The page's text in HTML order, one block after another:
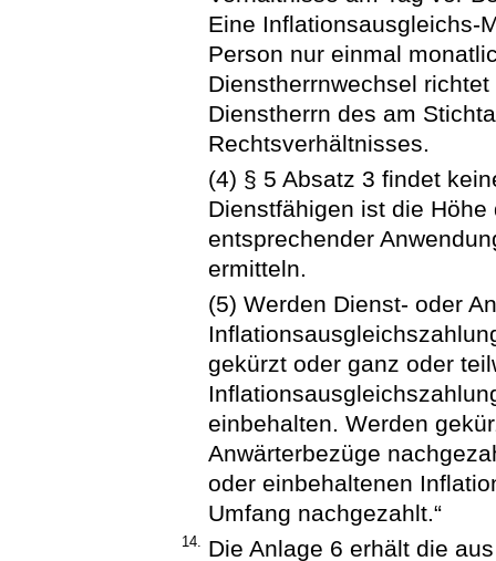
Eine Inflationsausgleichs-
Person nur einmal
Dienstherrnwechsel
Dienstherrn des am
Rechtsverhältnisses.
(4) § 5 Absatz 3 findet
Dienstfähigen ist die
entsprechender
ermitteln.
(5) Werden Dienst- oder
gekürzt oder ganz oder
einbehalten. Werden
Anwärterbezüge
oder einbehaltenen
Umfang nachgezahlt.“
14.
Die Anlage 6 erhält die